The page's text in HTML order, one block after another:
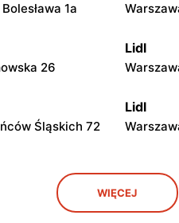
1a
26
Lidl
Śląskich 72
Lidl
1 WIĘCEJ